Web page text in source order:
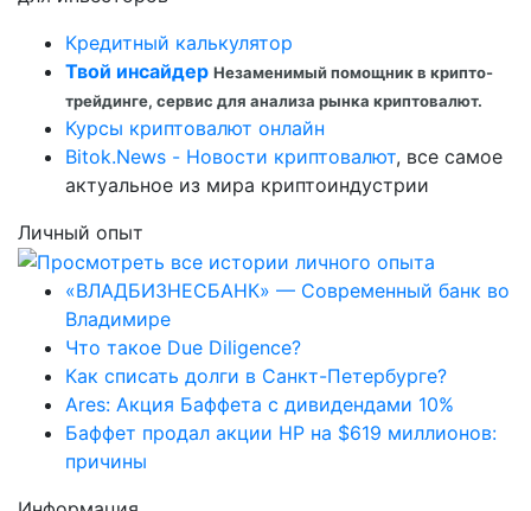
Кредитный калькулятор
Твой инсайдер Незаменимый помощник в крипто-
трейдинге, сервис для анализа рынка криптовалют.
Курсы криптовалют онлайн
Bitok.News - Новости криптовалют, все самое
актуальное из мира криптоиндустрии
Личный опыт
«ВЛАДБИЗНЕСБАНК» — Современный банк во
Владимире
Что такое Due Diligence?
Как списать долги в Санкт-Петербурге?
Ares: Акция Баффета с дивидендами 10%
Баффет продал акции HP на $619 миллионов:
причины